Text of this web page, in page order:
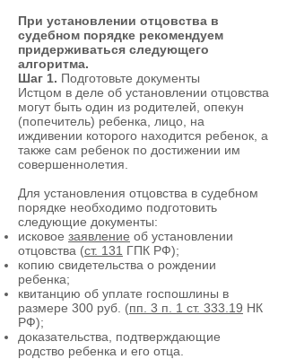
При установлении отцовства в
судебном порядке рекомендуем
придерживаться следующего
алгоритма.
Шаг 1. Подготовьте документы
Истцом в деле об установлении отцовства
могут быть один из родителей, опекун
(попечитель) ребенка, лицо, на
иждивении которого находится ребенок, а
также сам ребенок по достижении им
совершеннолетия.
Для установления отцовства в судебном
порядке необходимо подготовить
следующие документы:
исковое заявление об установлении
отцовства (ст. 131 ГПК РФ);
копию свидетельства о рождении
ребенка;
квитанцию об уплате госпошлины в
размере 300 руб. (пп. 3 п. 1 ст. 333.19 НК
РФ);
доказательства, подтверждающие
родство ребенка и его отца.